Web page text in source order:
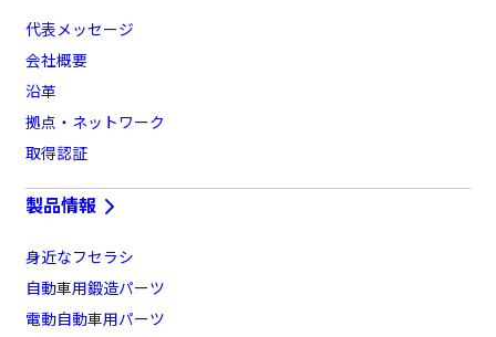
代表メッセージ
会社概要
沿革
拠点・ネットワーク
取得認証
製品情報
身近なフセラシ
自動車用鍛造パーツ
電動自動車用パーツ